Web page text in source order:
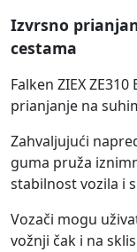
Izvrsno
cestama
Falken ZIEX
prianjanje na
Zahvaljujući
guma pruža
stabilnost vozila i
Vozači mogu
vožnji čak i na